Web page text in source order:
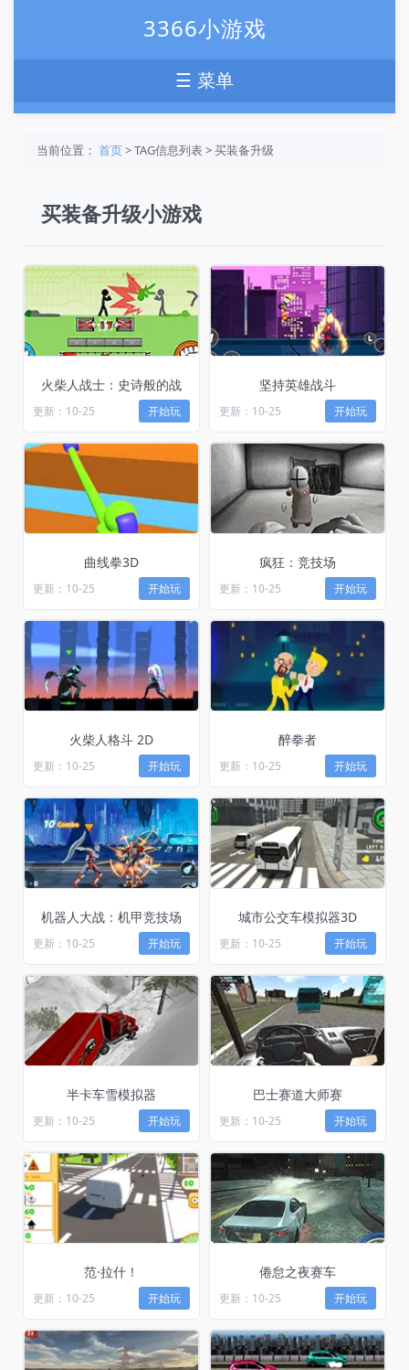
3366小游戏
☰ 菜单
当前位置： 首页> TAG信息列表 > 买装备升级
买装备升级小游戏
火柴人战士：史诗般的战
更新：10-25 开始玩
坚持英雄战斗
更新：10-25 开始玩
曲线拳3D
更新：10-25 开始玩
疯狂：竞技场
更新：10-25 开始玩
火柴人格斗 2D
更新：10-25 开始玩
醉拳者
更新：10-25 开始玩
机器人大战：机甲竞技场
更新：10-25 开始玩
城市公交车模拟器3D
更新：10-25 开始玩
半卡车雪模拟器
更新：10-25 开始玩
巴士赛道大师赛
更新：10-25 开始玩
范·拉什！
更新：10-25 开始玩
倦怠之夜赛车
更新：10-25 开始玩